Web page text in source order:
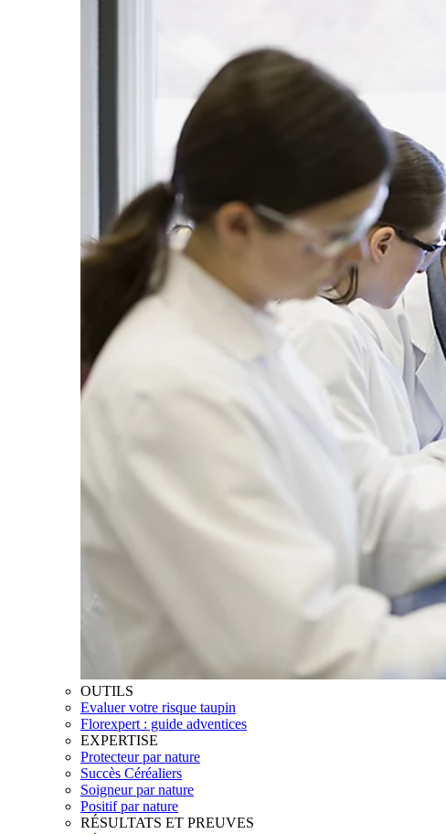
OUTILS
Evaluer votre risque taupin
Florexpert : guide adventices
EXPERTISE
Protecteur par nature
Succès Céréaliers
Soigneur par nature
Positif par nature
RÉSULTATS ET PREUVES